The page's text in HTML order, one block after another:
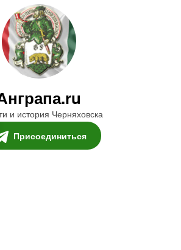
и история Черняховска
Присоединиться